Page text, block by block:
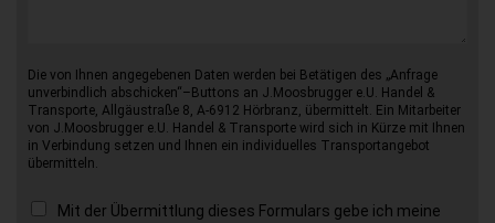
Die von Ihnen angegebenen Daten werden bei Betätigen des „Anfrage
unverbindlich abschicken“–Buttons an J.Moosbrugger e.U. Handel &
Transporte, Allgäustraße 8, A-6912 Hörbranz, übermittelt. Ein Mitarbeiter
von J.Moosbrugger e.U. Handel & Transporte wird sich in Kürze mit Ihnen
in Verbindung setzen und Ihnen ein individuelles Transportangebot
übermitteln.
Mit der Übermittlung dieses Formulars gebe ich meine